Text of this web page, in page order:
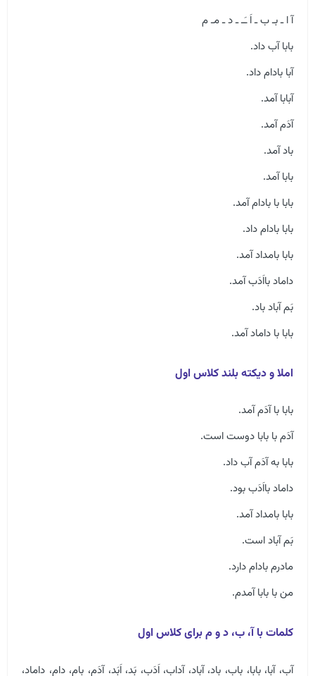
آ ا ـ بـ ب ـ اَ ـَـ ـ د ـ مـ م
بابا آب داد.
آبا بادام داد.
آبابا آمد.
آدَم آمد.
باد آمد.
بابا آمد.
بابا با بادام آمد.
بابا بادام داد.
بابا بامداد آمد.
داماد بااَدَب آمد.
بَم آباد باد.
بابا با داماد آمد.
املا و دیکته بلند کلاس اول
بابا با آدَم آمد.
آدَم با بابا دوست است.
بابا به آدَم آب داد.
داماد بااَدَب بود.
بابا بامداد آمد.
بَم آباد است.
مادرم بادام دارد.
من با بابا آمدم.
کلمات با آ، ب، د و م برای کلاس اول
آب، آبا، بابا، باب، باد، آباد، آداب، اَدَب، بَد، اَبَد، آدَم، بام، دام، داماد،